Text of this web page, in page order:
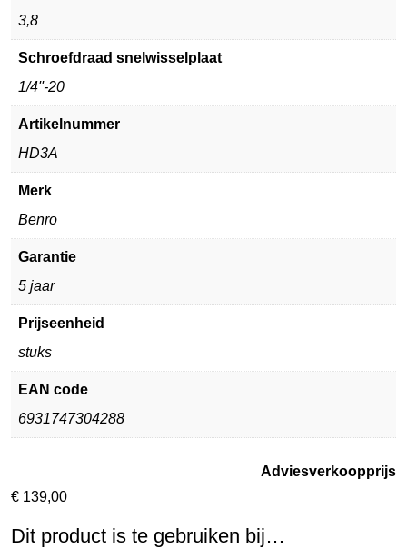
3,8
Schroefdraad snelwisselplaat
1/4''-20
Artikelnummer
HD3A
Merk
Benro
Garantie
5 jaar
Prijseenheid
stuks
EAN code
6931747304288
Adviesverkoopprijs
€ 139,00
Dit product is te gebruiken bij…